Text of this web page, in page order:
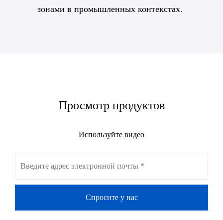
зонами в промышленных контекстах.
Просмотр продуктов
Используйте видео
Спросите у нас